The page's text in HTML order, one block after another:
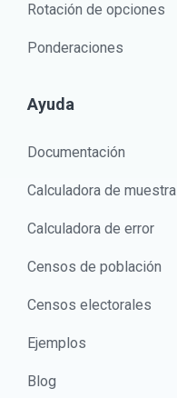
Rotación de opciones
Ponderaciones
Ayuda
Documentación
Calculadora de muestra
Calculadora de error
Censos de población
Censos electorales
Ejemplos
Blog